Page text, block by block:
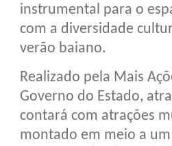
instrumental para o
com a diversidade
verão baiano.
Realizado pela Mais
Governo do Estado,
contará com atrações
montado em meio a